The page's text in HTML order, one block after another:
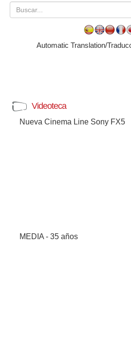
Automatic Translation/
Videoteca
Nueva Cinema Line Sony FX5
MEDIA - 35 años